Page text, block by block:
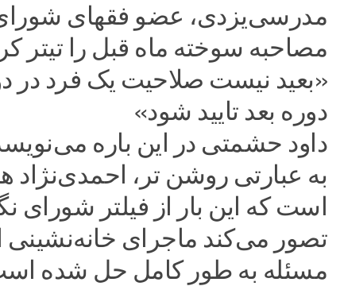
مدرسی‌یزدی، عضو فقهای شورای
مصاحبه سوخته ماه قبل را تیتر
«بعید نیست صلاحیت یک فرد در
دوره بعد تایید شود»
داود حشمتی در این باره
به عبارتی روشن تر، احمدی‌نژاد
است که این بار از فیلتر شورای
تصور می‌کند ماجرای خانه‌نشینی
مسئله به طور کامل حل شده